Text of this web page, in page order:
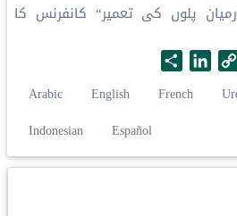
پلوں کی تعمیر“ کانفرنس کا
C
i
L
i
n
d
h
a
Arabic English French
Indonesian
Español